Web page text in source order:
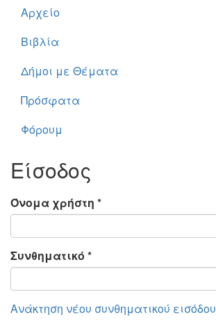
Αρχείο
Βιβλία
Δήμοι με Θέματα
Πρόσφατα
Φόρουμ
Είσοδος
Όνομα χρήστη *
Συνθηματικό *
Ανάκτηση νέου συνθηματικού εισόδου